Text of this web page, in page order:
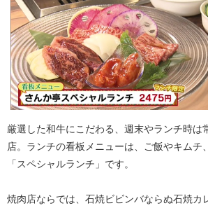
厳選した和牛にこだわる、週末やランチ時は
店。ランチの看板メニューは、ご飯やキムチ
「スペシャルランチ」です。
焼肉店ならでは、石焼ビビンバならぬ石焼カ